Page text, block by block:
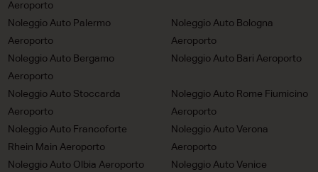
Aeroporto
Noleggio Auto Palermo
Aeroporto
Noleggio Auto Bologna
Aeroporto
Noleggio Auto Bergamo
Aeroporto
Noleggio Auto Bari Aeroporto
Noleggio Auto Stoccarda
Aeroporto
Noleggio Auto Rome Fiumicino
Aeroporto
Noleggio Auto Francoforte
Rhein Main Aeroporto
Noleggio Auto Verona
Aeroporto
Noleggio Auto Olbia Aeroporto
Noleggio Auto Venice